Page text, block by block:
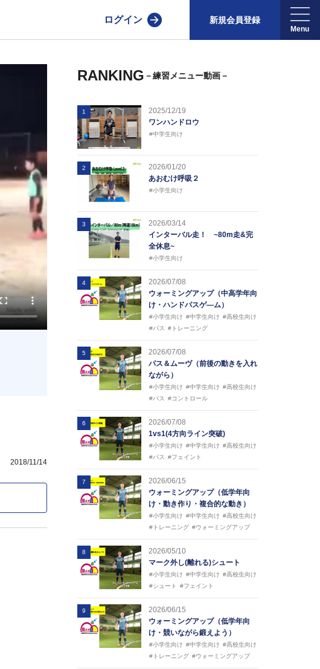
ログイン 新規会員登録
2018/11/14
RANKING －練習メニュー動画－
1
2025/12/19
ワンハンドロウ
#中学生向け
2
2026/01/20
あおむけ呼吸２
#小学生向け
3
2026/03/14
インターバル走！ ~80m走&完
全休息~
#小学生向け
4
2026/07/08
ウォーミングアップ（中高学年向
け・ハンドパスゲ―ム）
#小学生向け #中学生向け #高校生向け
#パス
#トレーニング
5
2026/07/08
パス＆ムーヴ（前後の動きを入れ
ながら）
#小学生向け #中学生向け #高校生向け
#パス
#コントロール
6
2026/07/08
1vs1(4方向ライン突破)
#小学生向け #中学生向け #高校生向け
#パス
#フェイント
7
2026/06/15
ウォーミングアップ（低学年向
け・動き作り・複合的な動き）
#小学生向け #中学生向け #高校生向け
#トレーニング #ウォーミングアップ
8
2026/05/10
マーク外し(離れる)シュート
#小学生向け #中学生向け #高校生向け
#シュート
#フェイント
9
2026/06/15
ウォーミングアップ（低学年向
け・競いながら鍛えよう）
#小学生向け #中学生向け #高校生向け
#トレーニング #ウォーミングアップ